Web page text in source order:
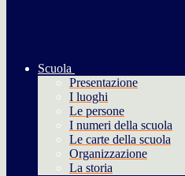
Scuola
Presentazione
I luoghi
Le persone
I numeri della scuola
Le carte della scuola
Organizzazione
La storia